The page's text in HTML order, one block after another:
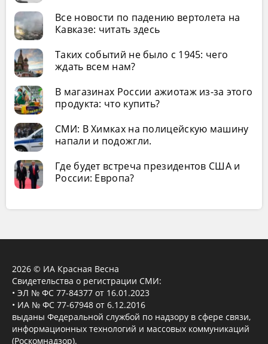
Все новости по падению вертолета на
Кавказе: читать здесь
Таких событий не было с 1945: чего
ждать всем нам?
В магазинах России ажиотаж из-за этого
продукта: что купить?
СМИ: В Химках на полицейскую машину
напали и подожгли.
Где будет встреча президентов США и
России: Европа?
2026 © ИА Красная Весна
Свидетельства о регистрации СМИ:
• ЭЛ № ФС 77-84377 от 16.01.2023
• ИА № ФС 77-67948 от 6.12.2016
выданы Федеральной службой по надзору в сфере связи,
информационных технологий и массовых коммуникаций
(Роскомнадзор).